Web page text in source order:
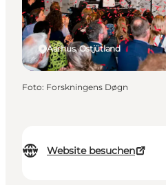
Website besuchen
Aarhus, Ostjütland
Foto: Forskningens Døgn